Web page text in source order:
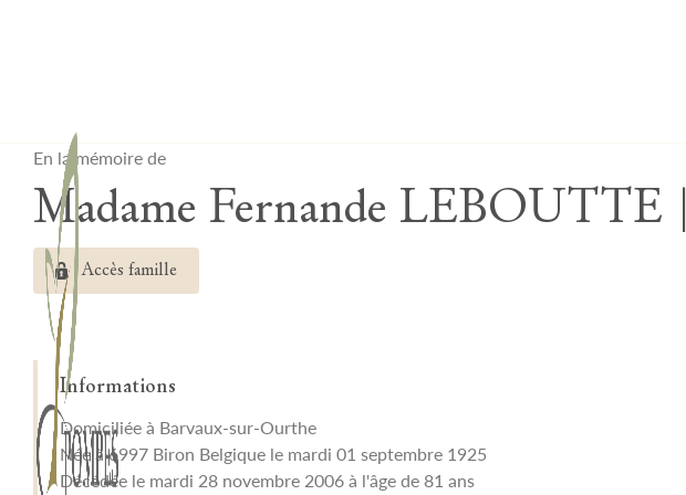
En la mémoire de
Madame Fernande
Accès famille
Informations
Domiciliée à Barvaux-sur-Ourthe
Née à 6997 Biron Belgique le mardi 01 septembre 1925
Décédée le mardi 28 novembre 2006 à l'âge de 81 ans